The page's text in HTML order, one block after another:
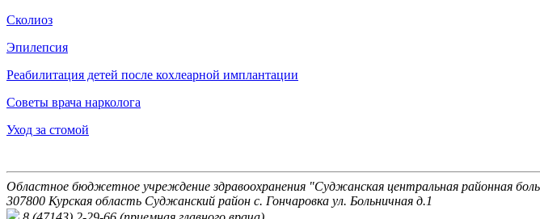
Сколиоз
Эпилепсия
Реабилитация детей после кохлеарной имплантации
Советы врача нарколога
Уход за стомой
Областное бюджетное учреждение здравоохранения "Суджанская центральная районная
307800 Курская область Суджанский район с. Гончаровка ул. Больничная д.1